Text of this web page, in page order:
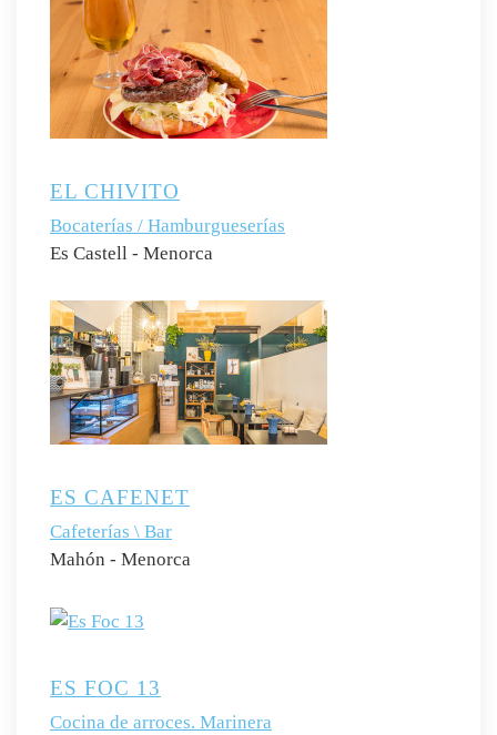
EL CHIVITO
Bocaterías / Hamburgueserías
Es Castell - Menorca
ES CAFENET
Cafeterías \ Bar
Mahón - Menorca
ES FOC 13
Cocina de arroces. Marinera